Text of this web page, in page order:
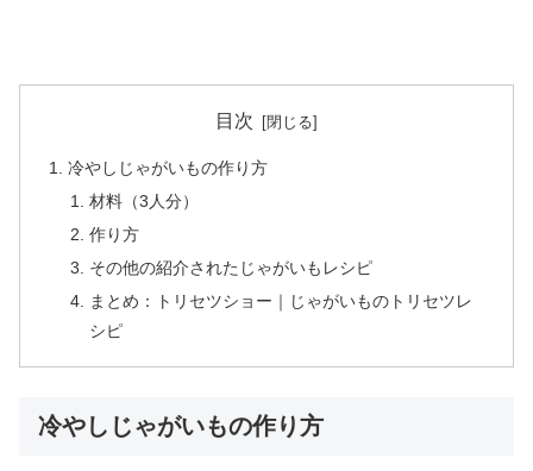
目次
冷やしじゃがいもの作り方
材料（3人分）
作り方
その他の紹介されたじゃがいもレシピ
まとめ：トリセツショー｜じゃがいものトリセツレ
シピ
冷やしじゃがいもの作り方